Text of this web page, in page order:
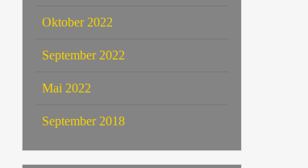
Oktober 2022
September 2022
Mai 2022
September 2018